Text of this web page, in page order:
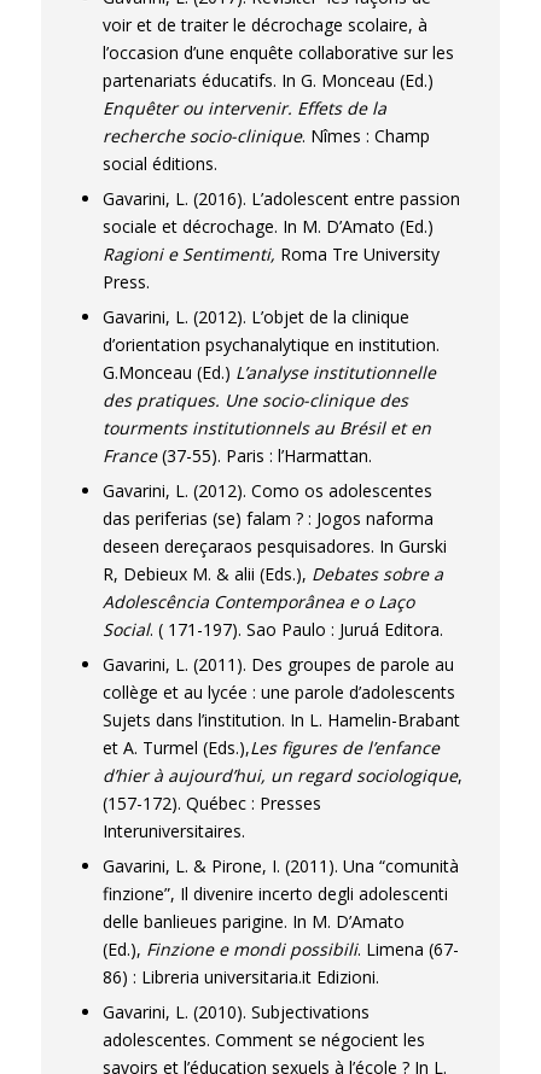
voir et de traiter le décrochage scolaire, à
l’occasion d’une enquête collaborative sur les
partenariats éducatifs. In G. Monceau (Ed.)
Enquêter ou intervenir. Effets de la
recherche socio-clinique. Nîmes : Champ
social éditions.
Gavarini, L. (2016). L’adolescent entre passion
sociale et décrochage. In M. D’Amato (Ed.)
Ragioni e Sentimenti, Roma Tre University
Press.
Gavarini, L. (2012). L’objet de la clinique
d’orientation psychanalytique en institution.
G.Monceau (Ed.) L’analyse institutionnelle
des pratiques. Une socio-clinique des
tourments institutionnels au Brésil et en
France(37-55). Paris : l’Harmattan.
Gavarini, L. (2012). Como os adolescentes
das periferias (se) falam ? : Jogos naforma
deseen dereçaraos pesquisadores. In Gurski
R, Debieux M. & alii (Eds.), Debates sobre a
Adolescência Contemporânea e o Laço
Social. ( 171-197). Sao Paulo : Juruá Editora.
Gavarini, L. (2011). Des groupes de parole au
collège et au lycée : une parole d’adolescents
Sujets dans l’institution. In L. Hamelin-Brabant
et A. Turmel (Eds.),Les figures de l’enfance
d’hier à aujourd’hui, un regard sociologique,
(157-172). Québec : Presses
Interuniversitaires.
Gavarini, L. & Pirone, I. (2011). Una “comunità
finzione”, Il divenire incerto degli adolescenti
delle banlieues parigine. In M. D’Amato
(Ed.), Finzione e mondi possibili. Limena (67-
86) : Libreria universitaria.it Edizioni.
Gavarini, L. (2010). Subjectivations
adolescentes. Comment se négocient les
savoirs et l’éducation sexuels à l’école ? In L.